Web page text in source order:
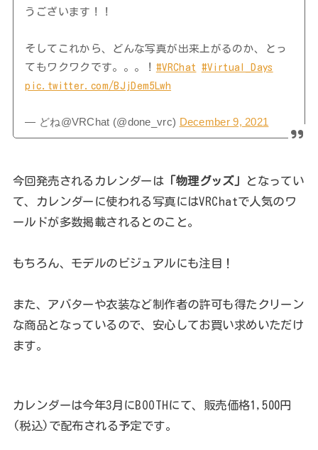
うございます！！
そしてこれから、どんな写真が出来上がるのか、とっ
てもワクワクです。。。！ #VRChat #Virtual_Days
pic.twitter.com/BJjDem5Lwh
— どね@VRChat (@done_vrc) December 9, 2021
今回発売されるカレンダーは 「物理グッズ」
となってい
て、カレンダーに使われる写真にはVRChatで人気のワ
ールドが多数掲載されるとのこと。
もちろん、モデルのビジュアルにも注目！
また、アバターや衣装など制作者の許可も得たクリーン
な商品となっているので、安心してお買い求めいただけ
ます。
カレンダーは今年3月にBOOTHにて、販売価格1,500円
(税込)で配布される予定です。